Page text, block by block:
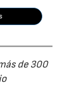
de 300